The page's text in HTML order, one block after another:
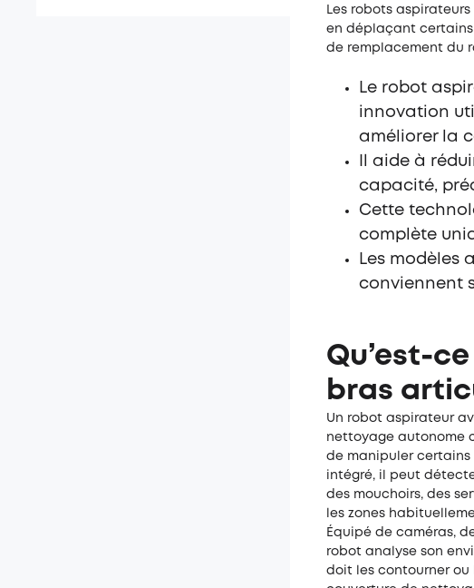
Les robots
en déplaçant certains
de remplacement du
Le robot
innovation
améliorer la
Il aide à
capacité,
Cette
complète
Les modèles
conviennent
Qu’est-
bras
Un robot aspirateur
nettoyage autonome
de manipuler certains
intégré, il peut
des mouchoirs, des
les zones
Équipé de caméras,
robot analyse son
doit les contourner ou